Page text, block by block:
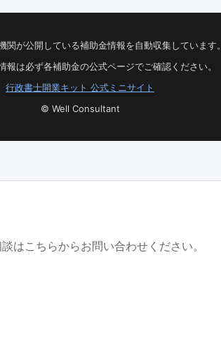
関が公開している補助金情報を自動収集しています。
報は必ず各補助金の公式ページでご確認ください。
行政書士開業キット 公式ミニサイト
© Well Consultant
はこちらからお問い合わせください。